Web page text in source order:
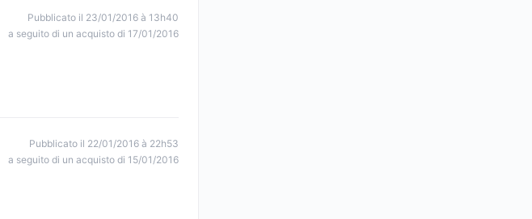
Pubblicato il 23/01/2016 à 13h40
a seguito di un acquisto di 17/01/2016
Pubblicato il 22/01/2016 à 22h53
a seguito di un acquisto di 15/01/2016